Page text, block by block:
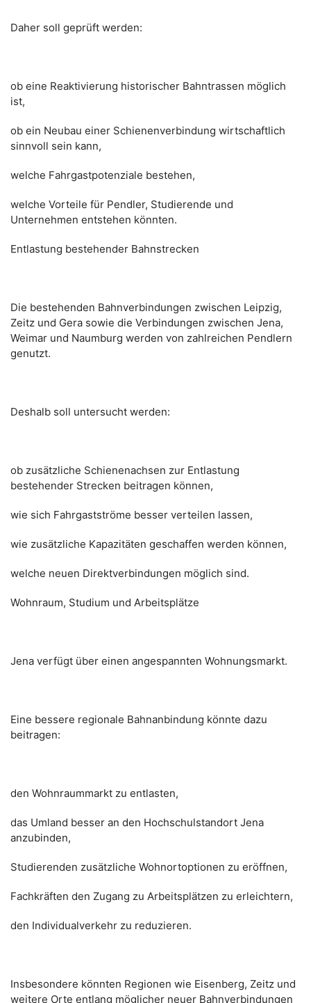
Daher soll geprüft werden:
ob eine Reaktivierung historischer Bahntrassen möglich
ist,
ob ein Neubau einer Schienenverbindung wirtschaftlich
sinnvoll sein kann,
welche Fahrgastpotenziale bestehen,
welche Vorteile für Pendler, Studierende und
Unternehmen entstehen könnten.
Entlastung bestehender Bahnstrecken
Die bestehenden Bahnverbindungen zwischen Leipzig,
Zeitz und Gera sowie die Verbindungen zwischen Jena,
Weimar und Naumburg werden von zahlreichen Pendlern
genutzt.
Deshalb soll untersucht werden:
ob zusätzliche Schienenachsen zur Entlastung
bestehender Strecken beitragen können,
wie sich Fahrgastströme besser verteilen lassen,
wie zusätzliche Kapazitäten geschaffen werden können,
welche neuen Direktverbindungen möglich sind.
Wohnraum, Studium und Arbeitsplätze
Jena verfügt über einen angespannten Wohnungsmarkt.
Eine bessere regionale Bahnanbindung könnte dazu
beitragen:
den Wohnraummarkt zu entlasten,
das Umland besser an den Hochschulstandort Jena
anzubinden,
Studierenden zusätzliche Wohnortoptionen zu eröffnen,
Fachkräften den Zugang zu Arbeitsplätzen zu erleichtern,
den Individualverkehr zu reduzieren.
Insbesondere könnten Regionen wie Eisenberg, Zeitz und
weitere Orte entlang möglicher neuer Bahnverbindungen